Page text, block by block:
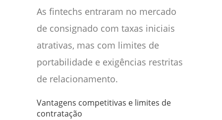
As fintechs entraram no mercado
de consignado com taxas iniciais
atrativas, mas com limites de
portabilidade e exigências restritas
de relacionamento.
Vantagens competitivas e limites de
contratação